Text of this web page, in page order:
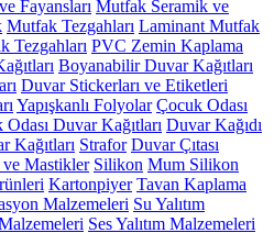
Fayansları Mutfak Seramik ve
Mutfak Tezgahları Laminant Mutfak
Tezgahları PVC Zemin Kaplama
Boyanabilir Duvar Kağıtları
Duvar Stickerları ve Etiketleri
Yapışkanlı Folyolar Çocuk Odası
Duvar Kağıtları Duvar Kağıdı
Kağıtları Strafor Duvar Çıtası
Mastikler Silikon Mum Silikon
Kartonpiyer Tavan Kaplama
Malzemeleri Su Yalıtım
Ses Yalıtım Malzemeleri